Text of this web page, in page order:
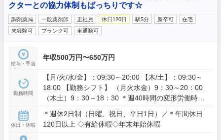
クターとの協力体制もばっちりです☆
調剤薬局 一般薬剤師 正社員 休日120日 駅5分 新卒可
在宅
未経験可
ブランク可 車通勤可
給与・手当
年収500万円〜650万円
勤務時間
【月/火/水/金】：09:30～20:00 【木/土】：09:30～
18:00 【勤務シフト】 （月火水金）9：30～20：00
（木土）9：30～18：30 ＊週40時間の変形労働時間
休日・休暇
＊週休2日制（日曜、祝日、平日1日）／＊年間休日
120日以上 ◇有給休暇◇年末年始休暇